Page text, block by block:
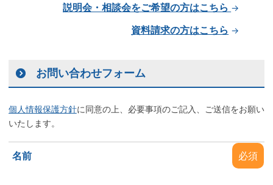
説明会・相談会をご希望の方はこちら →
資料請求の方はこちら →
お問い合わせフォーム
個人情報保護方針に同意の上、必要事項のご記入、ご送信をお願い
いたします。
名前 必須